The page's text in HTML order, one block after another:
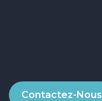
Contactez-Nous